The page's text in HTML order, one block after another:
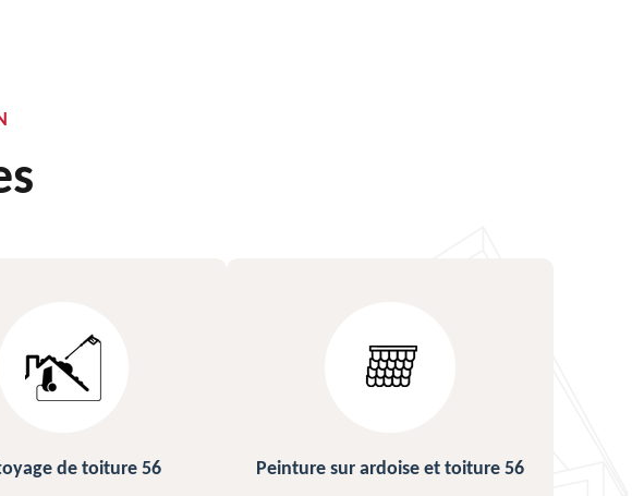
sur ardoise et toiture 56 Urgence fuite de toiture 56